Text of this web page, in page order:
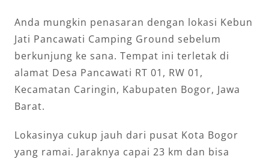
Anda mungkin penasaran dengan lokasi Kebun
Jati Pancawati Camping Ground sebelum
berkunjung ke sana. Tempat ini terletak di
alamat Desa Pancawati RT 01, RW 01,
Kecamatan Caringin, Kabupaten Bogor, Jawa
Barat.
Lokasinya cukup jauh dari pusat Kota Bogor
yang ramai. Jaraknya capai 23 km dan bisa